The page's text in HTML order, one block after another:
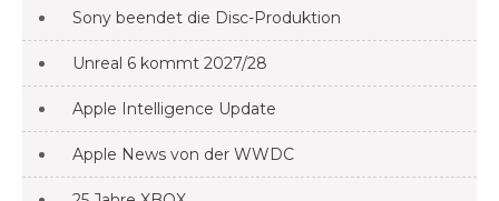
Sony beendet die Disc-Produktion
Unreal 6 kommt 2027/28
Apple Intelligence Update
Apple News von der WWDC